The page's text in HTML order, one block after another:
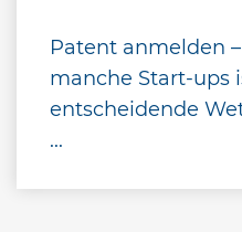
Patent anmelden
manche Start-ups
entscheidende
...